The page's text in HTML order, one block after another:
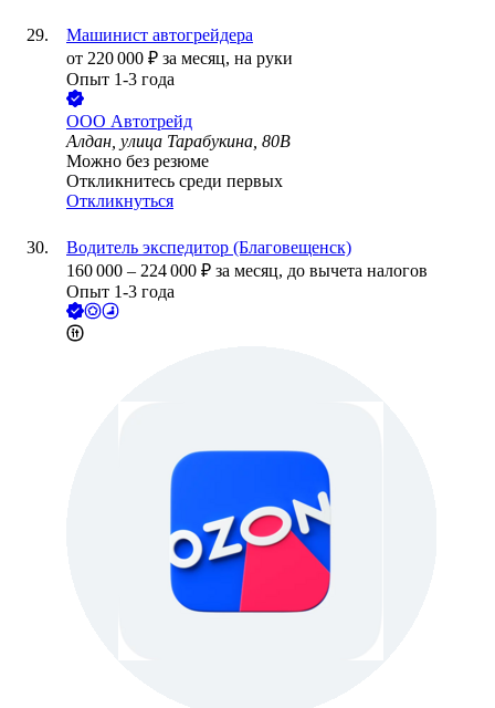
Машинист автогрейдера
от 220 000 ₽ за месяц, на руки
Опыт 1-3 года
ООО Автотрейд
Алдан, улица Тарабукина, 80В
Можно без резюме
Откликнитесь среди первых
Откликнуться
Водитель экспедитор (Благовещенск)
160 000 – 224 000 ₽ за месяц, до вычета налогов
Опыт 1-3 года